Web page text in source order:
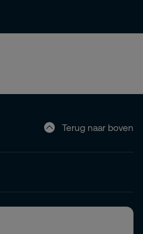
Terug naar boven